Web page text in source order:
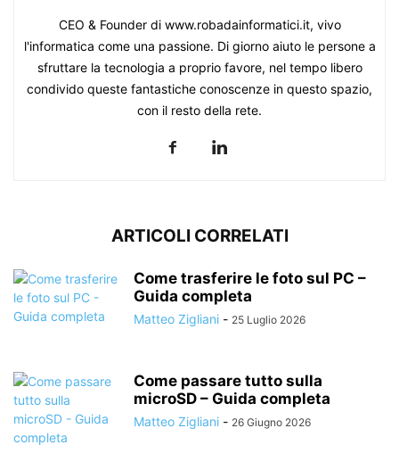
CEO & Founder di www.robadainformatici.it, vivo
l'informatica come una passione. Di giorno aiuto le persone a
sfruttare la tecnologia a proprio favore, nel tempo libero
condivido queste fantastiche conoscenze in questo spazio,
con il resto della rete.
ARTICOLI CORRELATI
Come trasferire le foto sul PC –
Guida completa
Matteo Zigliani - 25 Luglio 2026
Come passare tutto sulla
microSD – Guida completa
Matteo Zigliani - 26 Giugno 2026